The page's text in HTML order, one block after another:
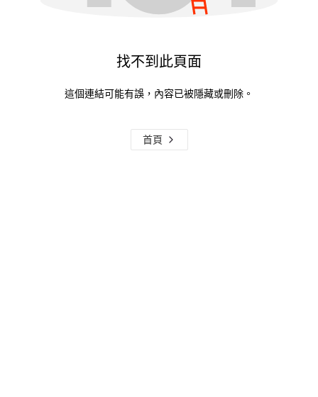
找不到此頁面
這個連結可能有誤，內容已被隱藏或刪除。
首頁